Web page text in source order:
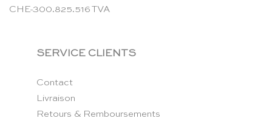
CHE-300.825.516 TVA
SERVICE CLIENTS
Contact
Livraison
Retours & Remboursements